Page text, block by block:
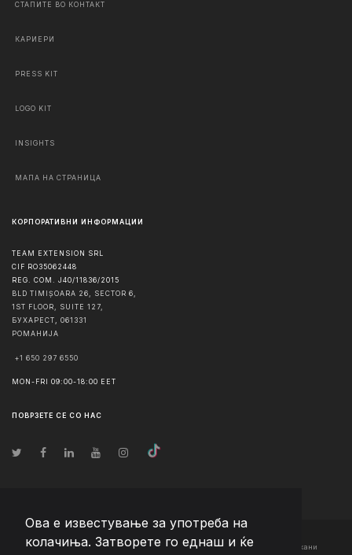
Ова е известување за употреба на
колачиња. Затворете го еднаш и ќе
СТАПИТЕ ВО КОНТАКТ
КАРИЕРИ
PRESS KIT
LOGO KIT
INSIGHTS
МАПА НА СТРАНИЦА
КОРПОРАТИВНИ ИНФОРМАЦИИ
TEAM EXTENSION SRL
CIF RO35062448
REG. COM. J40/11836/2015
BLD TIMIȘOARA 26, SECTOR 6,
1ST FLOOR, SUITE 127,
БУХАРЕСТ
061331
РОМАНИЈА
+1 650 297 6550
MON-FRI 09:00-18:00 EET
ПОВРЗЕТЕ СЕ СО НАС
© Авторско право2026 Team Extension Macedonia - Сите права задржани